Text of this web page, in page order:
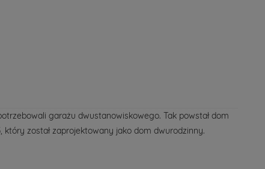
garażu dwustanowiskowego. Tak powstał dom
został zaprojektowany jako dom dwurodzinny.